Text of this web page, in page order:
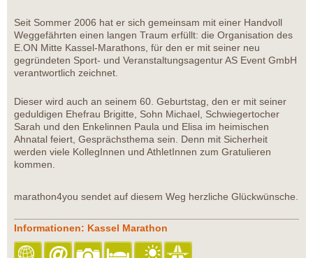
Seit Sommer 2006 hat er sich gemeinsam mit einer Handvoll
Weggefährten einen langen Traum erfüllt: die Organisation des
E.ON Mitte Kassel-Marathons, für den er mit seiner neu
gegründeten Sport- und Veranstaltungsagentur AS Event GmbH
verantwortlich zeichnet.
Dieser wird auch an seinem 60. Geburtstag, den er mit seiner
geduldigen Ehefrau Brigitte, Sohn Michael, Schwiegertocher
Sarah und den Enkelinnen Paula und Elisa im heimischen
Ahnatal feiert, Gesprächsthema sein. Denn mit Sicherheit
werden viele KollegInnen und AthletInnen zum Gratulieren
kommen.
marathon4you sendet auf diesem Weg herzliche Glückwünsche.
Informationen: Kassel Marathon